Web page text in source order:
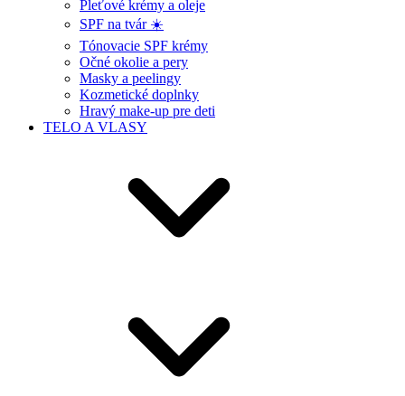
Pleťové krémy a oleje
SPF na tvár ☀️
Tónovacie SPF krémy
Očné okolie a pery
Masky a peelingy
Kozmetické doplnky
Hravý make-up pre deti
TELO A VLASY